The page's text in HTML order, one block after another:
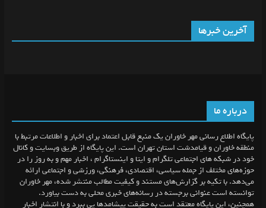
آخرین خبرها
درباره ما
پایگاه اطلاع رسانی مهر خاوران یک منبع قابل اعتماد برای اخبار و اطلاعات مرتبط با
منطقه خاوران و قیامدشت استان تهران است. این پایگاه از طریق وبسایت و کانال
خود در شبکه های اجتماعی تلگرام و ایتا و اینستاگرام ، اخبار مهم و به روز را در
حوزه‌های مختلف از جمله سیاسی، اقتصادی، فرهنگی، ورزشی و اجتماعی ارائه
می‌دهد. با تکیه بر گزارش‌های مستند و کیفیت مطالب منتشر شده، مهر خاوران
توانسته است عنوانی برجسته در رسانه‌های خبری محلی به دست بیاورد.
همچنین، این پایگاه معتقد است به حقیقت پیشامد‌ها پی ببرد و با انتشار اخبار